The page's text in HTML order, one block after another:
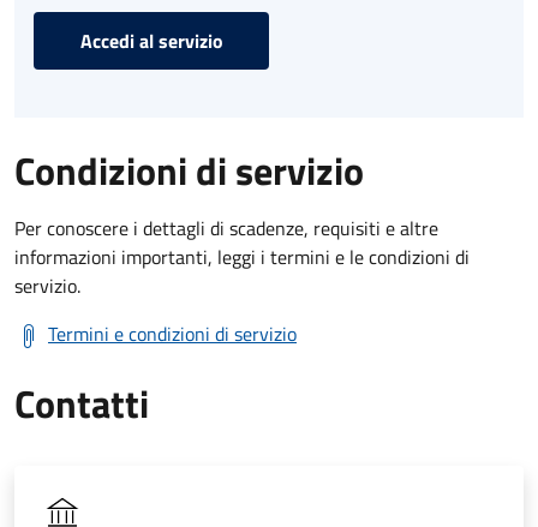
Accedi al servizio
Condizioni di servizio
Per conoscere i dettagli di scadenze, requisiti e altre
informazioni importanti, leggi i termini e le condizioni di
servizio.
Termini e condizioni di servizio
Contatti